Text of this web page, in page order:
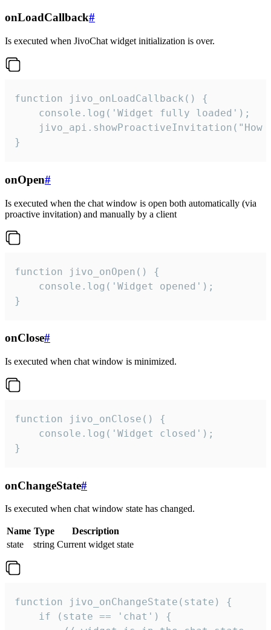
onLoadCallback#
Is executed when JivoChat widget initialization is over.
function jivo_onLoadCallback() {
    console.log('Widget fully loaded');
jivo_api.showProactiveInvitation("How
}
onOpen#
Is executed when the chat window is open both automatically (via
proactive invitation) and manually by a client
function jivo_onOpen() {
    console.log('Widget opened');
}
onClose#
Is executed when chat window is minimized.
function jivo_onClose() {
    console.log('Widget closed');
}
onChangeState#
Is executed when chat window state has changed.
Name Type
Description
state
string Current widget state
function jivo_onChangeState(state) {
    if (state == 'chat') {